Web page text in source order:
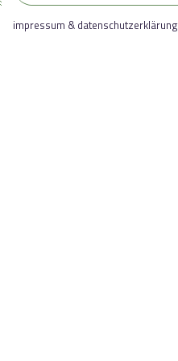
impressum & datenschutzerklärung